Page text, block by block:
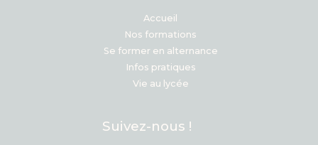
Accueil
Nos formations
Se former en alternance
Infos pratiques
Vie au lycée
Suivez-nous !